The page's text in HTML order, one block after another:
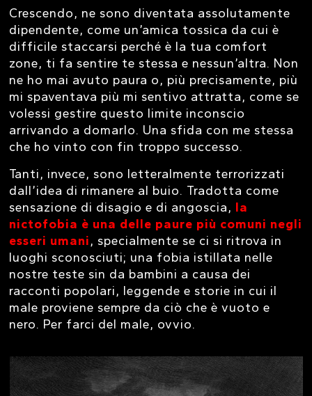
Crescendo, ne sono diventata assolutamente
dipendente, come un’amica tossica da cui è
difficile staccarsi perché è la tua comfort
zone, ti fa sentire te stessa e nessun’altra. Non
ne ho mai avuto paura o, più precisamente, più
mi spaventava più mi sentivo attratta, come se
volessi gestire questo limite inconscio
arrivando a domarlo. Una sfida con me stessa
che ho vinto con fin troppo successo.
Tanti, invece, sono letteralmente terrorizzati
dall’idea di rimanere al buio. Tradotta come
sensazione di disagio e di angoscia, la
nictofobia è una delle paure più comuni negli
esseri umani, specialmente se ci si ritrova in
luoghi sconosciuti; una fobia istillata nelle
nostre teste sin da bambini a causa dei
racconti popolari, leggende e storie in cui il
male proviene sempre da ciò che è vuoto e
nero. Per farci del male, ovvio.